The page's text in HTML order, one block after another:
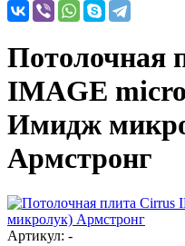
Потолочная
IMAGE
Имидж
Армстронг
Артикул: -